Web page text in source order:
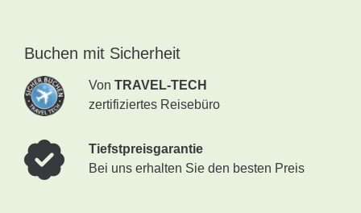
Buchen mit Sicherheit
Von TRAVEL-TECH
zertifiziertes Reisebüro
Tiefstpreisgarantie
Bei uns erhalten Sie den besten Preis